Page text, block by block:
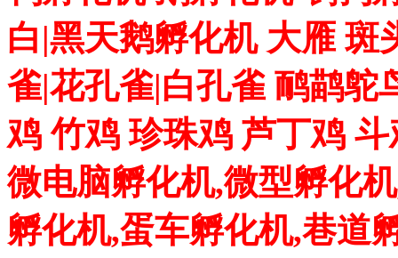
白|黑天鹅孵化机 大雁 斑
雀|花孔雀|白孔雀 鸸鹋鸵
鸡 竹鸡 珍珠鸡 芦丁鸡
微电脑孵化机,微型孵化
孵化机,蛋车孵化机,巷道